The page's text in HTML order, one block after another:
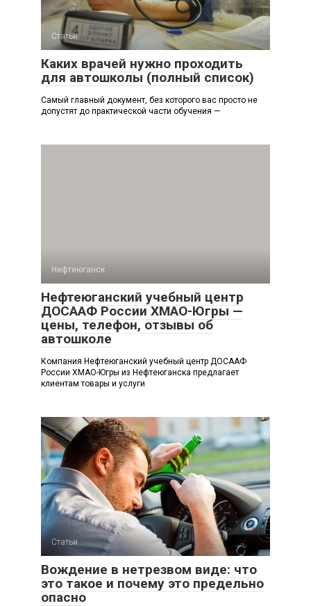
Статьи
Каких врачей нужно проходить
для автошколы (полный список)
Самый главный документ, без которого вас просто не
допустят до практической части обучения —
Нефтеюганск
Нефтеюганский учебный центр
ДОСААФ России ХМАО-Югры —
цены, телефон, отзывы об
автошколе
Компания Нефтеюганский учебный центр ДОСААФ
России ХМАО-Югры из Нефтеюганска предлагает
клиентам товары и услуги
Статьи
Вождение в нетрезвом виде: что
это такое и почему это предельно
опасно